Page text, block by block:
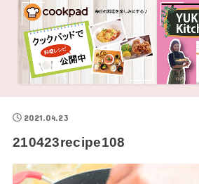
2021.04.23
210423recipe108